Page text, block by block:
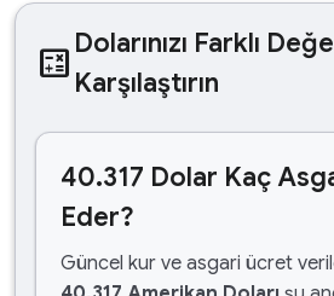
calculate Dolarınızı Farklı
Karşılaştırın
40.317 Dolar Kaç
Eder?
Güncel kur ve asgari ücret